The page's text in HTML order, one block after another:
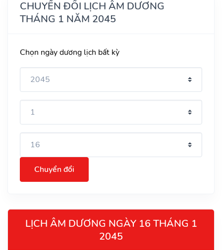
CHUYỂN ĐỔI LỊCH ÂM DƯƠNG
THÁNG 1 NĂM 2045
Chọn ngày dương lịch bất kỳ
Chuyển đổi
LỊCH ÂM DƯƠNG NGÀY 16 THÁNG 1
2045